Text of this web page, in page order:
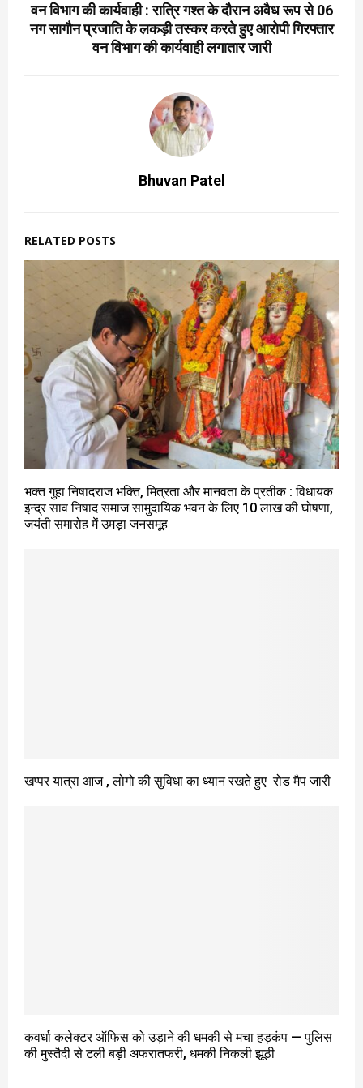
वन विभाग की कार्यवाही : रात्रि गश्त के दौरान अवैध रूप से 06
नग सागौन प्रजाति के लकड़ी तस्कर करते हुए आरोपी गिरफ्तार
वन विभाग की कार्यवाही लगातार जारी
Bhuvan Patel
RELATED POSTS
भक्त गुहा निषादराज भक्ति, मित्रता और मानवता के प्रतीक : विधायक
इन्द्र साव निषाद समाज सामुदायिक भवन के लिए 10 लाख की घोषणा,
जयंती समारोह में उमड़ा जनसमूह
खप्पर यात्रा आज , लोगो की सुविधा का ध्यान रखते हुए रोड मैप जारी
कवर्धा कलेक्टर ऑफिस को उड़ाने की धमकी से मचा हड़कंप — पुलिस
की मुस्तैदी से टली बड़ी अफरातफरी, धमकी निकली झूठी